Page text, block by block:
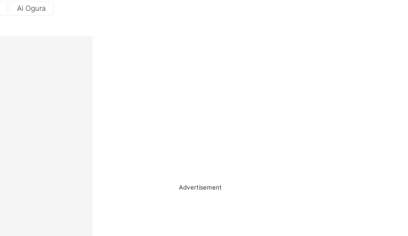
Ai Ogura
Advertisement